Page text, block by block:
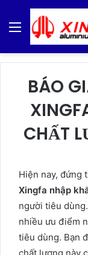
Menu
BÁO
CHẤT
Hiện nay, đứng
Xingfa nhập
người tiêu
nhiều ưu điểm
tiêu dùng. Bạn